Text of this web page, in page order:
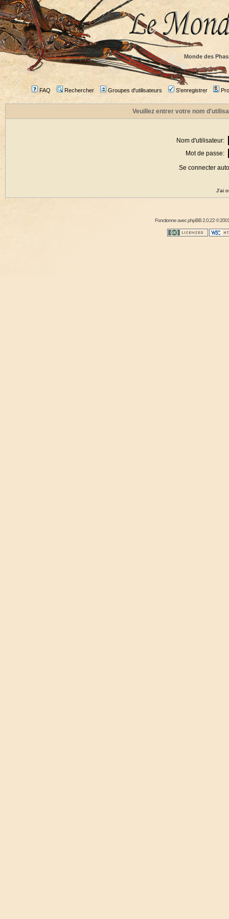
Monde des
FAQ Rechercher Groupes d'utilisateurs S'enregistrer
Veuillez entrer votre nom
Nom d'utilisateur:
Mot de passe:
Se connecter
J'ai
Fonctionne avecphpBB2.0.22 ©